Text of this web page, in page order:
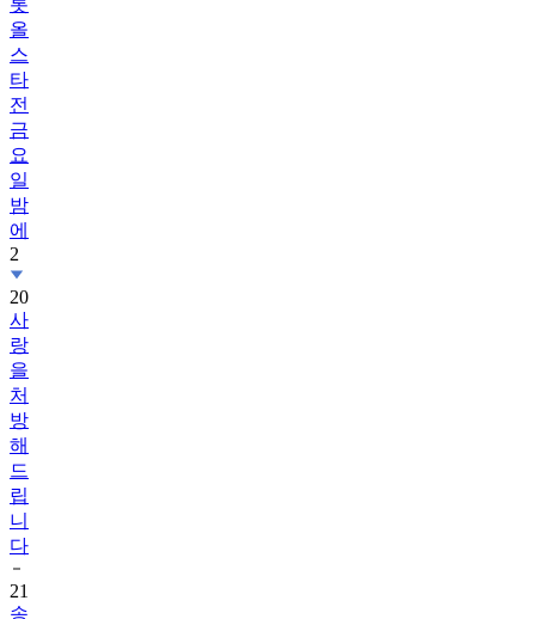
올
스
타
전
금
요
일
밤
에
2
20
사
랑
을
처
방
해
드
립
니
다
21
송